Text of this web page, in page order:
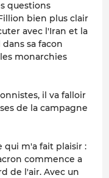
questions
bien plus clair
avec l'Iran et la
dans sa facon
monarchies
il va falloir
de la campagne
qui m'a fait plaisir :
commence a
de l'air. Avec un